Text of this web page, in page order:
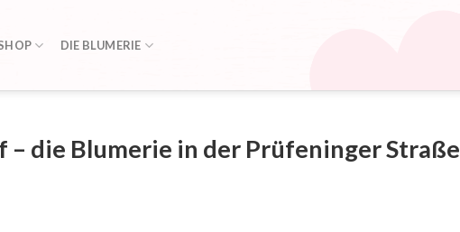
DIE BLUMERIE
– die Blumerie in der Prüfeninger Straße